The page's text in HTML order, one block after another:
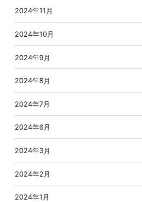
2024年11月
2024年10月
2024年9月
2024年8月
2024年7月
2024年6月
2024年3月
2024年2月
2024年1月